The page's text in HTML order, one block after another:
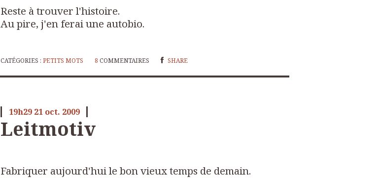
Reste à trouver l'histoire.
Au pire, j'en ferai une autobio.
CATÉGORIES :PETITS MOTS 8 COMMENTAIRES SHARE
19h29 21 oct. 2009
Leitmotiv
Fabriquer aujourd'hui le bon vieux temps de demain.